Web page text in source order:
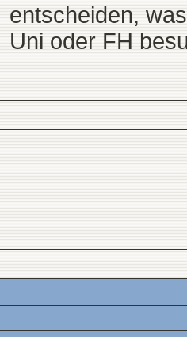
entscheiden,
Uni oder FH